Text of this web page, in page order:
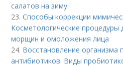
салатов на зиму.
23.Способы коррекции
Косметологические процедуры
морщин и омоложения лица
24. Восстановление организма
антибиотиков. Виды